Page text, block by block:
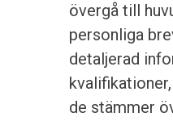
övergå till
personliga
detaljerad
de stämmer